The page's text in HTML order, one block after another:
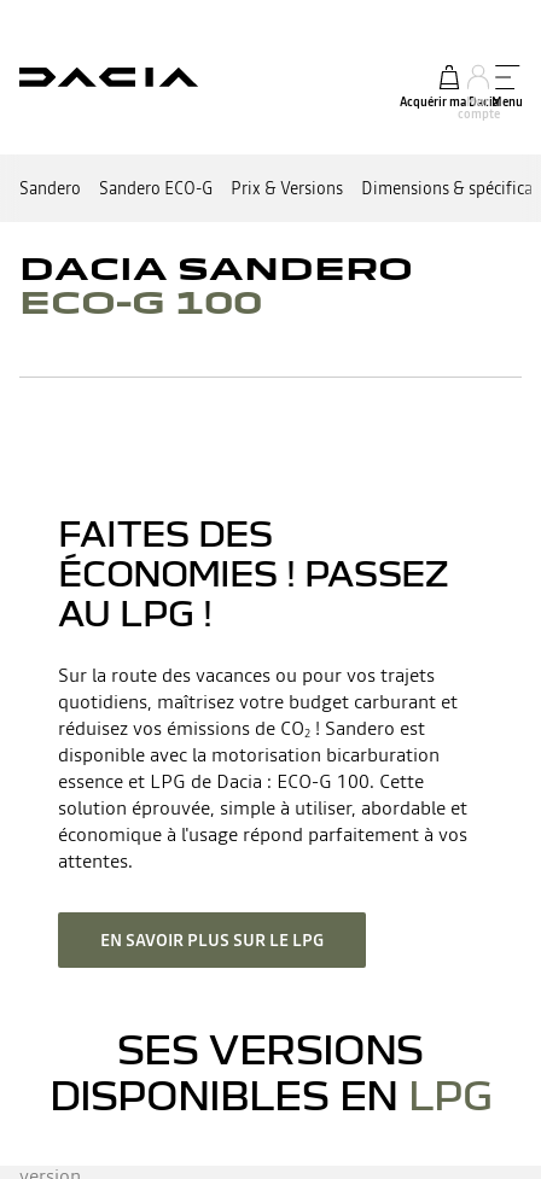
Acquérir ma Dacia
Mon
compte
Menu
Sandero Sandero ECO-G Prix & Versions Dimensions &
DACIA SANDERO
ECO-G 100
FAITES DES
ÉCONOMIES ! PASSEZ
AU LPG !
Sur la route des vacances ou pour vos trajets
quotidiens, maîtrisez votre budget carburant et
réduisez vos émissions de CO2 ! Sandero est
disponible avec la motorisation bicarburation
essence et LPG de Dacia : ECO-G 100. Cette
solution éprouvée, simple à utiliser, abordable et
économique à l'usage répond parfaitement à vos
attentes.
EN SAVOIR PLUS SUR LE LPG
SES VERSIONS
DISPONIBLES EN LPG